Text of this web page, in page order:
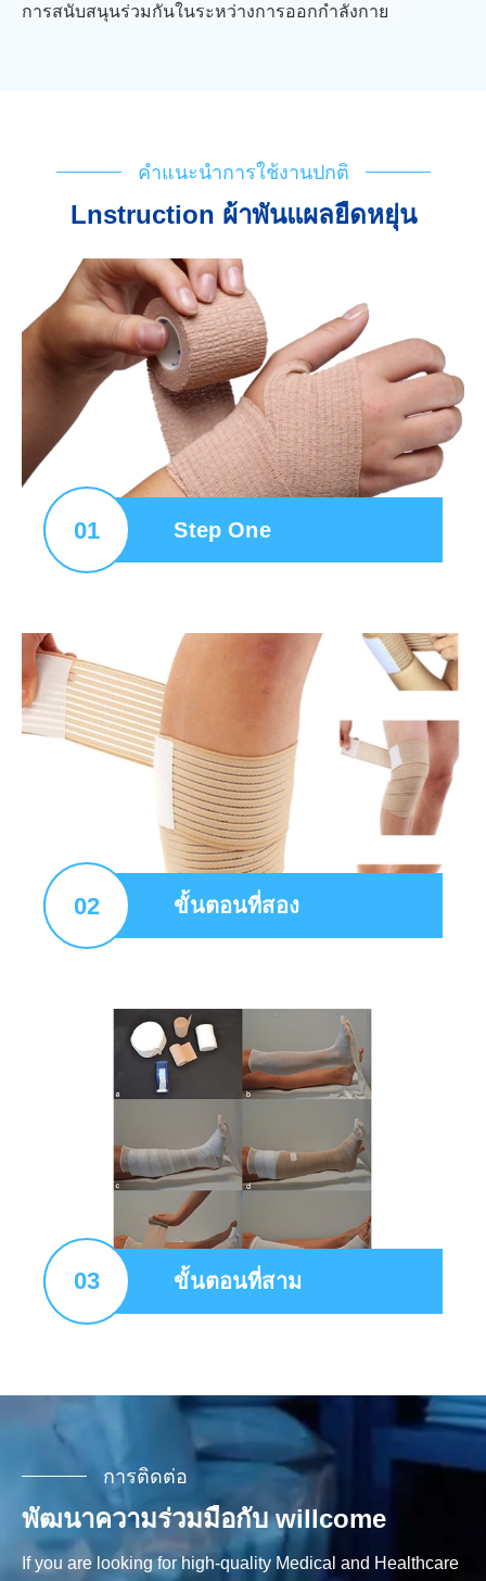
การสนับสนุนร่วมกันในระหว่างการออกกำลังกาย
คำแนะนำการใช้งานปกติ
Lnstruction ผ้าพันแผลยืดหยุ่น
01 Step One
02 ขั้นตอนที่สอง
03 ขั้นตอนที่สาม
การติดต่อ
พัฒนาความร่วมมือกับ willcome
If you are looking for high-quality Medical and Healthcare